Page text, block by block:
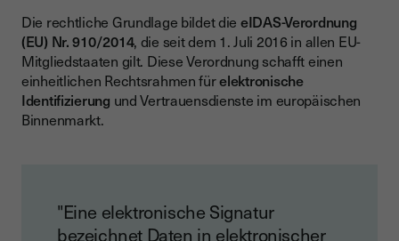
Die rechtliche Grundlage bildet die eIDAS-Verordnung
(EU) Nr. 910/2014, die seit dem 1. Juli 2016 in allen EU-
Mitgliedstaaten gilt. Diese Verordnung schafft einen
einheitlichen Rechtsrahmen fürelektronische
Identifizierung und Vertrauensdienste im europäischen
Binnenmarkt.
"Eine elektronische Signatur
bezeichnet Daten in elektronischer